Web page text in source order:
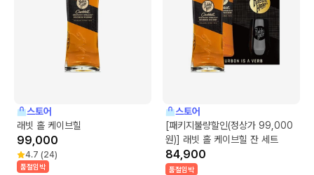
스토어
래빗 홀 케이브힐
99,000
4.7 (24)
품절임박
스토어
[패키지불량할인(정상가 99,000
원)] 래빗 홀 케이브힐 잔 세트
84,900
품절임박